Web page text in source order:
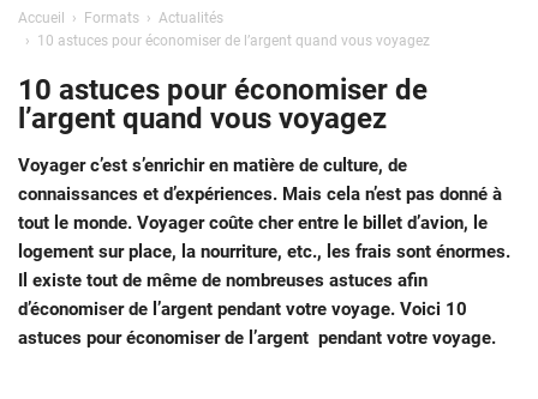
Accueil Formats
Actualités
10 astuces pour économiser de l’argent quand vous voyagez
10 astuces pour économiser de
l’argent quand vous voyagez
Voyager c’est s’enrichir en matière de culture, de
connaissances et d’expériences. Mais cela n’est pas donné à
tout le monde. Voyager coûte cher entre le billet d’avion, le
logement sur place, la nourriture, etc., les frais sont énormes.
Il existe tout de même de nombreuses astuces afin
d’économiser de l’argent pendant votre voyage. Voici 10
astuces pour économiser de l’argent pendant votre voyage.